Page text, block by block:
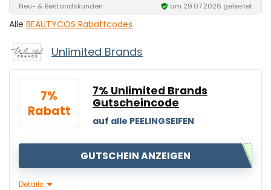
Neu- & Bestandskunden am 29.07.2026 getestet
Alle BEAUTYCOS Rabattcodes
Unlimited Brands
7%
Rabatt
7% Unlimited Brands
Gutscheincode
auf alle PEELINGSEIFEN
GUTSCHEIN ANZEIGEN
Details